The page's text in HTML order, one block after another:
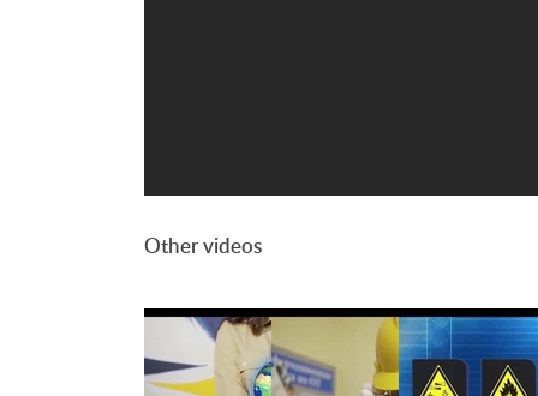
Other videos